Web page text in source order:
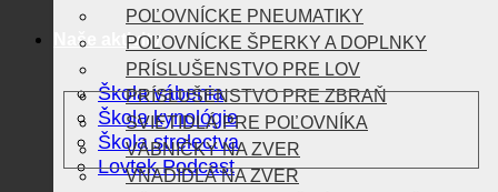
Naše aktivity
Škola vábenia
Škola kynológie
Škola strelectva
Lovtek Podcast
POĽOVNÍCKE PNEUMATIKY
POĽOVNÍCKE ŠPERKY A DOPLNKY
PRÍSLUŠENSTVO PRE LOV
PRÍSLUŠENSTVO PRE ZBRAŇ
SVIETIDLÁ PRE POĽOVNÍKA
VÁBNIČKY NA ZVER
VNADIDLÁ NA ZVER